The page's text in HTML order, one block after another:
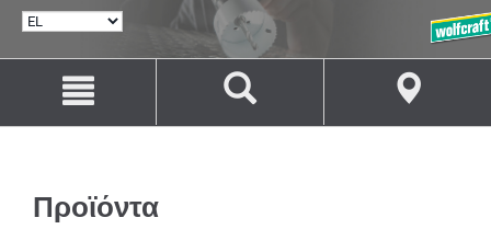
ΕΠΙΛΟΓΉ
Μετάβαση
περιεχόμενο
Μετάβαση
πλοήγηση
Προϊόντα